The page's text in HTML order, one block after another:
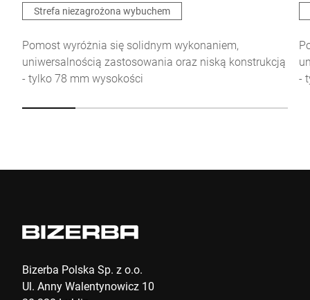
Anti-Robot Verification
Click to start verification
Strefa niezagrożona wybuchem
Pomost wyróżnia się solidnym wykonaniem,
uniwersalnością zastosowania oraz niską konstrukcją
- tylko 78 mm wysokości
-
Bizerba Polska Sp. z o.o.
Ul. Anny Walentynowicz 10